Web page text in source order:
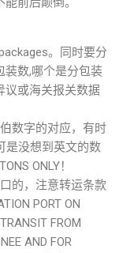
。同时要分
装数,哪个是分包装
议或海关报关数据
数字的对应，有时
是没想到英文的数
ONLY！
的，注意转运条款
PORT ON
FROM
AND FOR